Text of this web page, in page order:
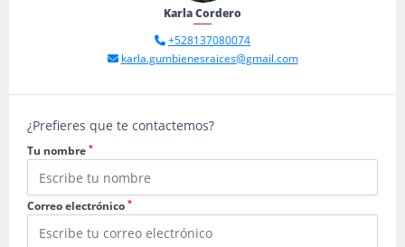
Karla Cordero
+528137080074
karla.gumbienesraices@gmail.com
¿Prefieres que te contactemos?
Tu nombre *
Correo electrónico *